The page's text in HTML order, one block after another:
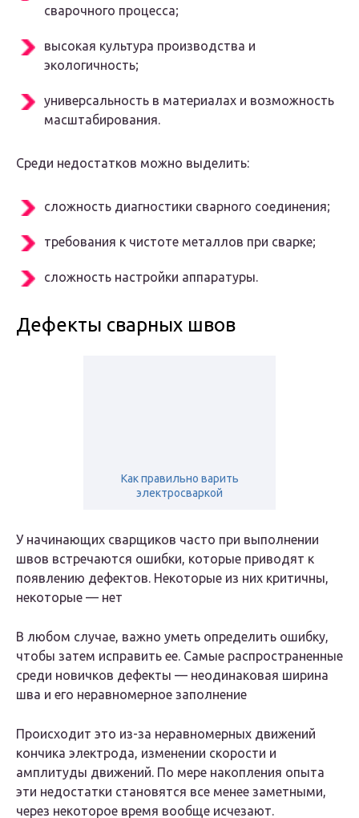
сварочного процесса;
высокая культура производства и
экологичность;
универсальность в материалах и возможность
масштабирования.
Среди недостатков можно выделить:
сложность диагностики сварного соединения;
требования к чистоте металлов при сварке;
сложность настройки аппаратуры.
Дефекты сварных швов
Как правильно варить
электросваркой
У начинающих сварщиков часто при выполнении
швов встречаются ошибки, которые приводят к
появлению дефектов. Некоторые из них критичны,
некоторые — нет
В любом случае, важно уметь определить ошибку,
чтобы затем исправить ее. Самые распространенные
среди новичков дефекты — неодинаковая ширина
шва и его неравномерное заполнение
Происходит это из-за неравномерных движений
кончика электрода, изменении скорости и
амплитуды движений. По мере накопления опыта
эти недостатки становятся все менее заметными,
через некоторое время вообще исчезают.